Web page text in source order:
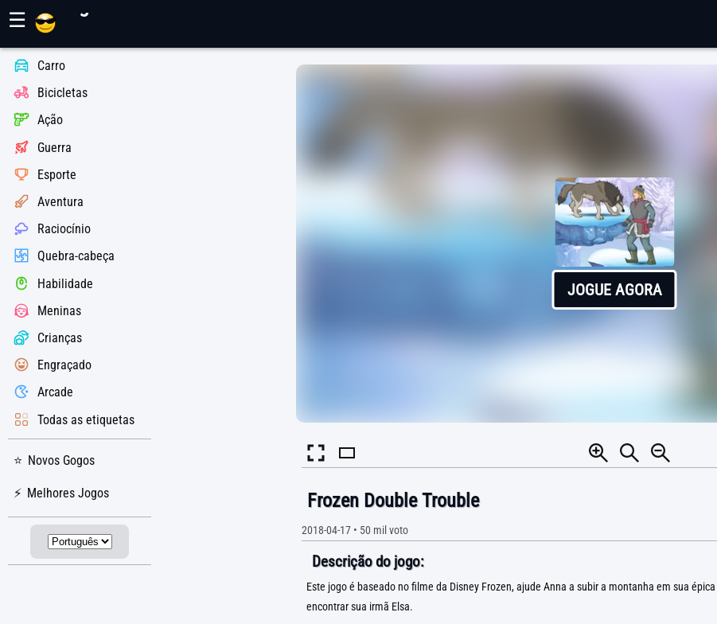
☰
Carro
Bicicletas
Ação
Guerra
Esporte
Aventura
Raciocínio
Quebra-cabeça
Habilidade
Meninas
Crianças
Engraçado
Arcade
Todas as etiquetas
Novos Gogos
Melhores Jogos
JOGUE AGORA
Frozen Double Trouble
2018-04-17• 50 mil voto
Descrição do jogo:
Este jogo é baseado no filme da Disney Frozen, ajude Anna a subir a montanha em sua
encontrar sua irmã Elsa.